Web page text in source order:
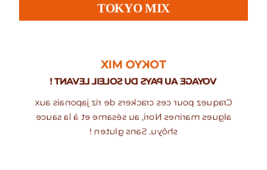
TOKYO MIX
TOKYO MIX
VOYAGE AU PAYS DU SOLEIL LEVANT !
Craquez pour ces crackers de riz japonais aux
algues marines Nori, au sésame et à la sauce
shôyu. Sans gluten !